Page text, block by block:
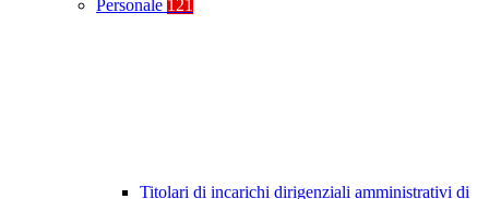
Personale 121
Titolari di incarichi dirigenziali amministrativi di